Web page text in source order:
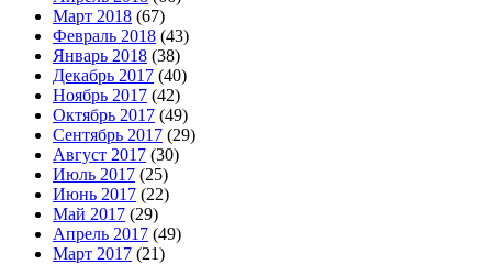
Март 2018 (67)
Февраль 2018 (43)
Январь 2018 (38)
Декабрь 2017 (40)
Ноябрь 2017 (42)
Октябрь 2017 (49)
Сентябрь 2017 (29)
Август 2017 (30)
Июль 2017 (25)
Июнь 2017 (22)
Май 2017 (29)
Апрель 2017 (49)
Март 2017 (21)